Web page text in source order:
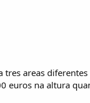
tres areas
euros na altura